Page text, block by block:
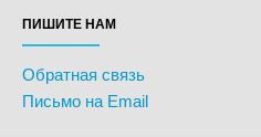
ПИШИТЕ НАМ
Обратная связь
Письмо на Email